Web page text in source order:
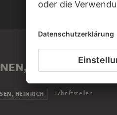
DIE MIT
HEINRICH Schriftsteller